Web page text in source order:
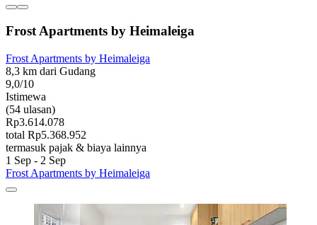
Frost Apartments by Heimaleiga
Frost Apartments by Heimaleiga
8,3 km dari Gudang
9,0/10
Istimewa
(54 ulasan)
Rp3.614.078
total Rp5.368.952
termasuk pajak & biaya lainnya
1 Sep - 2 Sep
Frost Apartments by Heimaleiga